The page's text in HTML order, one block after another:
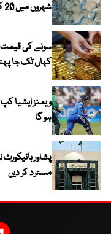
شہروں میں 20 کلو تھیلا 100 روپے تک مہنگا
سونے کی قیمت
کہاں تک جا
ہو گا
پشاور
مسترد کر دیں